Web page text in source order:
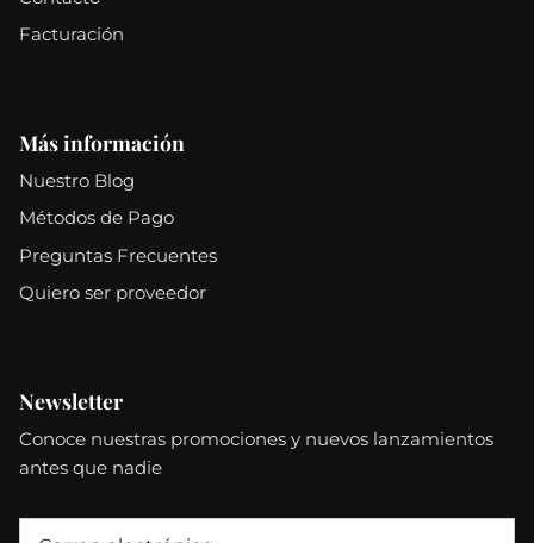
Facturación
Más información
Nuestro Blog
Métodos de Pago
Preguntas Frecuentes
Quiero ser proveedor
Newsletter
Conoce nuestras promociones y nuevos lanzamientos
antes que nadie